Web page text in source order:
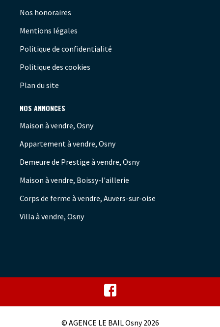
Nos honoraires
Mentions légales
Politique de confidentialité
Politique des cookies
Plan du site
NOS ANNONCES
Maison à vendre, Osny
Appartement à vendre, Osny
Demeure de Prestige à vendre, Osny
Maison à vendre, Boissy-l'aillerie
Corps de ferme à vendre, Auvers-sur-oise
Villa à vendre, Osny
© AGENCE LE BAIL Osny 2026